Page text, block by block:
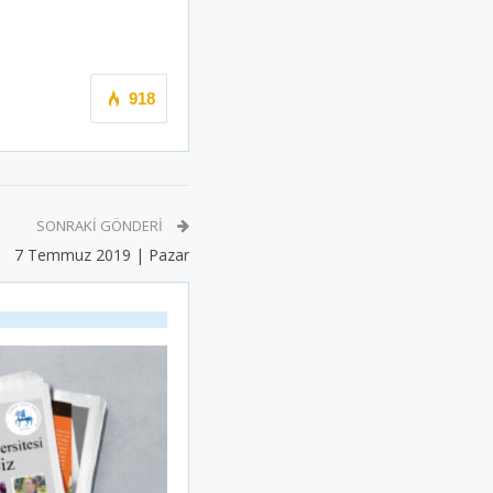
918
SONRAKI GÖNDERI
7 Temmuz 2019 | Pazar